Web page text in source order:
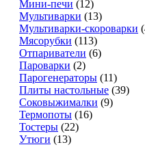
Мини-печи (12)
Мультиварки (13)
Мультиварки-скороварки
Мясорубки (113)
Отпариватели (6)
Пароварки (2)
Парогенераторы (11)
Плиты настольные (39)
Соковыжималки (9)
Термопоты (16)
Тостеры (22)
Утюги (13)